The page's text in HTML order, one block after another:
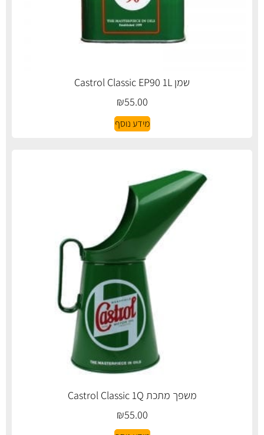
שמן Castrol Classic EP90 1L
₪55.00
מידע נוסף
משפך מתכת Castrol Classic 1Q
₪55.00